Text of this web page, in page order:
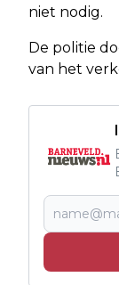
niet nodig.
De politie
van het